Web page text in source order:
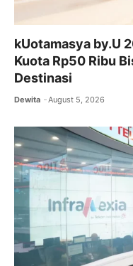
kUotamasya by.U
Kuota Rp50 Ribu
Destinasi
Dewita August 5, 2026